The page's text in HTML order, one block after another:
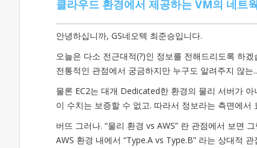
클라우드 환경에서 제공하는 VM의 네트
안녕하십니까, GS네오텍 최준승입니다.
오늘은 다소 전근대적(?)인 정보를 전해드리도록 하겠
전통적인 관점에서 궁금하지만 누구도 알려주지 않
물론 EC2는 대개 Dedicated한 환경의 물리 서버가 아
이 수치는 보증할 수 없고. 따라서 정보라는 측면에서
버뜨 그러나. “물리 환경 vs AWS” 란 관점에서 보면
AWS 환경 내에서 “Type.A vs Type.B” 라는 상대적